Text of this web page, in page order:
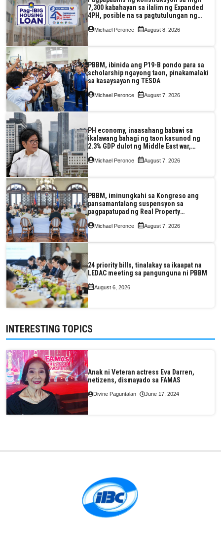
7,300 kabahayan sa ilalim ng Expanded
4PH, posible na sa pagtutulungan ng
Pag-IBIG at P.A. Alvarez
Michael Peronce August 8, 2026
PBBM, ibinida ang P19-B pondo para sa
scholarship ngayong taon, pinakamalaki
sa kasaysayan ng TESDA
Michael Peronce August 7, 2026
PH economy, inaasahang babawi sa
ikalawang bahagi ng taon kasunod ng
2.3% GDP dulot ng Middle East war,
pagkaantala ng public construction
Michael Peronce August 7, 2026
PBBM, iminungkahi sa Kongreso ang
pansamantalang suspensyon sa
pagpapatupad ng Real Property
Valuation and Assessment Reform Act
Michael Peronce August 7, 2026
24 priority bills, tinalakay sa ikaapat na
LEDAC meeting sa pangunguna ni PBBM
August 6, 2026
INTERESTING TOPICS
Anak ni Veteran actress Eva Darren,
netizens, dismayado sa FAMAS
Divine Paguntalan June 17, 2024